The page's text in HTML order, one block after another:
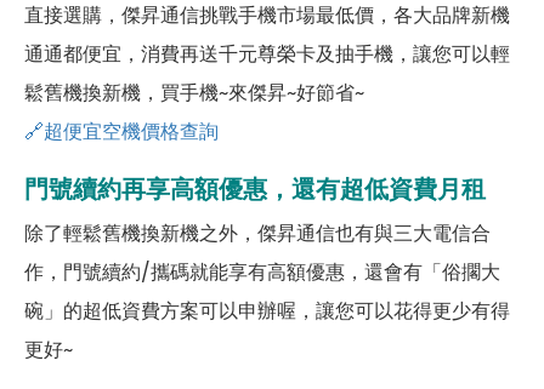
直接選購，傑昇通信挑戰手機市場最低價，各大品牌新機
通通都便宜，消費再送千元尊榮卡及抽手機，讓您可以輕
鬆舊機換新機，買手機~來傑昇~好節省~
🔗超便宜空機價格查詢
門號續約再享高額優惠，還有超低資費月租
除了輕鬆舊機換新機之外，傑昇通信也有與三大電信合
作，門號續約/攜碼就能享有高額優惠，還會有「俗擱大
碗」的超低資費方案可以申辦喔，讓您可以花得更少有得
更好~